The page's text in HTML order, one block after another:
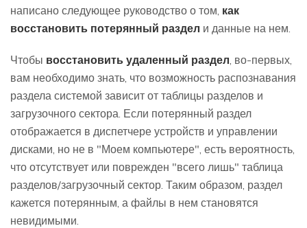
написано следующее руководство о том, как
восстановить потерянный раздел и данные на нем.
Чтобы восстановить удаленный раздел , во-первых,
вам необходимо знать, что возможность распознавания
раздела системой зависит от таблицы разделов и
загрузочного сектора. Если потерянный раздел
отображается в диспетчере устройств и управлении
дисками, но не в "Моем компьютере", есть вероятность,
что отсутствует или поврежден "всего лишь" таблица
разделов/загрузочный сектор. Таким образом, раздел
кажется потерянным, а файлы в нем становятся
невидимыми.